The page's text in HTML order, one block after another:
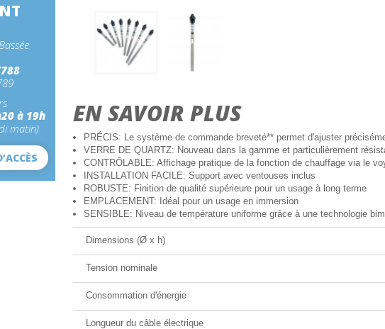
EN SAVOIR PLUS
PRÉCIS: Le système de commande breveté** permet d'ajuster
VERRE DE QUARTZ: Nouveau dans la gamme et particulièrement
CONTRÔLABLE: Affichage pratique de la fonction de chauffage via le
INSTALLATION FACILE: Support avec ventouses inclus
ROBUSTE: Finition de qualité supérieure pour un usage à long terme
EMPLACEMENT: Idéal pour un usage en immersion
SENSIBLE: Niveau de température uniforme grâce à une technologie
Dimensions (Ø x h)
Tension nominale
Consommation d'énergie
Longueur du câble électrique
à 19h
matin)